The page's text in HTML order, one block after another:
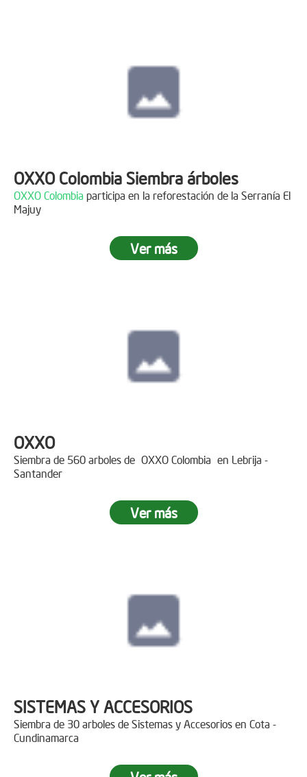
OXXO Colombia Siembra árboles
OXXO Colombia participa en la reforestación de la Serranía El
Majuy
Ver más
OXXO
Siembra de 560 arboles de OXXO Colombia en Lebrija -
Santander
Ver más
SISTEMAS Y ACCESORIOS
Siembra de 30 arboles de Sistemas y Accesorios en Cota -
Cundinamarca